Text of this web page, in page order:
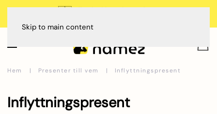
Skip to main content
🇸🇪 Tillverkad i Sverige, Dalarna
Hem Presenter till vem Inflyttningspresent
Inflyttningspresent